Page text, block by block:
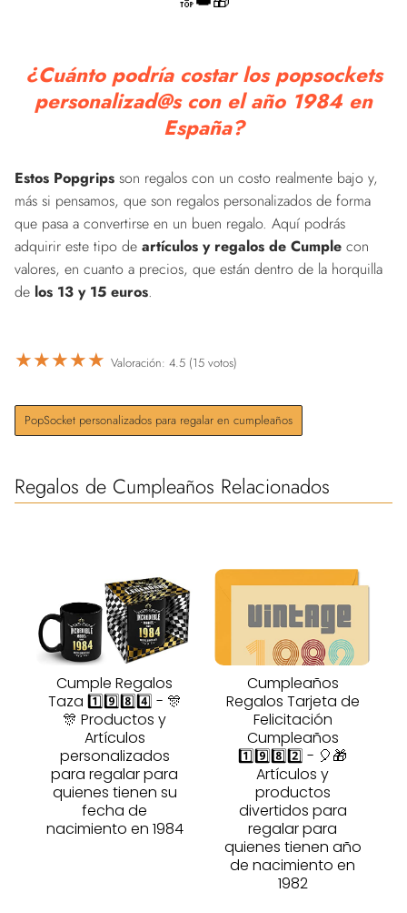
¿Cuánto podría costar los popsockets
personalizad@s con el año 1984 en
España?
Estos Popgrips son regalos con un costo realmente bajo y,
más si pensamos, que son regalos personalizados de forma
que pasa a convertirse en un buen regalo. Aquí podrás
adquirir este tipo de artículos y regalos de Cumple con
valores, en cuanto a precios, que están dentro de la horquilla
de los 13 y 15 euros.
★★★★★ Valoración: 4.5 (15 votos)
PopSocket personalizados para regalar en cumpleaños
Regalos de Cumpleaños Relacionados
Cumple Regalos
Taza 1️⃣9️⃣8️⃣4️⃣ - 🎊
🎊 Productos y
Artículos
personalizados
para regalar para
quienes tienen su
fecha de
nacimiento en 1984
Cumpleaños
Regalos Tarjeta de
Felicitación
Cumpleaños
1️⃣9️⃣8️⃣2️⃣ - 🎈🎁
Artículos y
productos
divertidos para
regalar para
quienes tienen año
de nacimiento en
1982